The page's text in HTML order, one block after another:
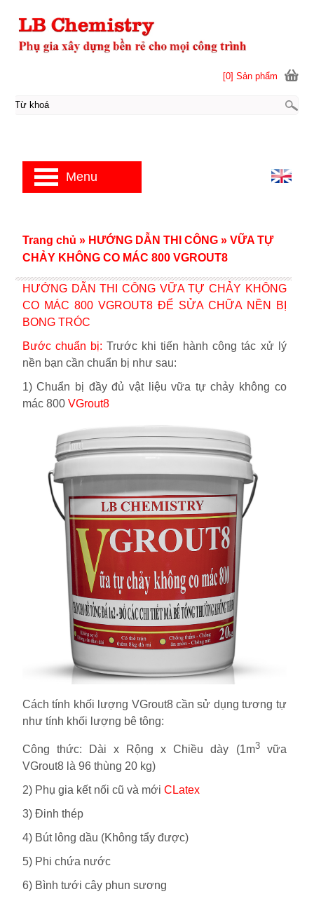
HƯỚNG DẪN THI CÔNG VỮA TỰ CHẢY KHÔNG
CO MÁC 800 VGROUT8 ĐỂ SỬA CHỮA NỀN BỊ
BONG TRÓC
Bước chuẩn bị: Trước khi tiến hành công tác xử lý
nền bạn cần chuẩn bị như sau:
1) Chuẩn bị đầy đủ vật liệu vữa tự chảy không co
mác 800 VGrout8
Cách tính khối lượng VGrout8 cần sử dụng tương tự
như tính khối lượng bê tông:
Công thức: Dài x Rộng x Chiều dày (1m3vữa
VGrout8 là 96 thùng 20 kg)
2) Phụ gia kết nối cũ và mới CLatex
3) Đinh thép
4) Bút lông dầu (Không tẩy được)
5) Phi chứa nước
6) Bình tưới cây phun sương
Trang chủ » HƯỚNG DẪN THI CÔNG » VỮA TỰ
CHẢY KHÔNG CO MÁC 800 VGROUT8
[0] Sản phẩm
Menu